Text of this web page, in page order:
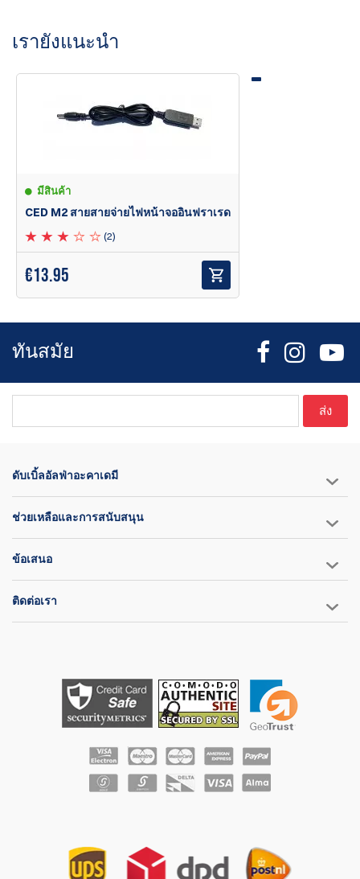
เรายังแนะนำ
มีสินค้า
CED M2 สายสายจ่ายไฟหน้าจออินฟราเรด
(2)
€13.95
ทันสมัย
ส่ง
ดับเบิ้ลอัลฟ่าอะคาเดมี
ช่วยเหลือและการสนับสนุน
ข้อเสนอ
ติดต่อเรา